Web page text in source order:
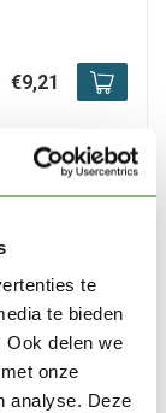
te
te bieden
Ook delen we
onze
analyse. Deze
€9,21
€15,42